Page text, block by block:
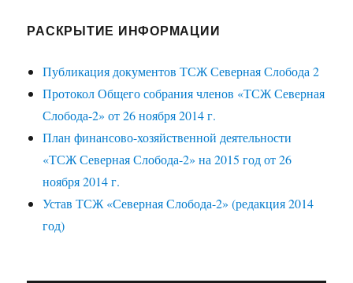
РАСКРЫТИЕ ИНФОРМАЦИИ
Публикация документов ТСЖ Северная Слобода 2
Протокол Общего собрания членов «ТСЖ Северная
Слобода-2» от 26 ноября 2014 г.
План финансово-хозяйственной деятельности
«ТСЖ Северная Слобода-2» на 2015 год от 26
ноября 2014 г.
Устав ТСЖ «Северная Слобода-2» (редакция 2014
год)